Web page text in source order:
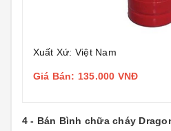
Xuất Xứ: Việt Nam
Giá Bán: 135.000 VNĐ
4 - Bán Bình chữa cháy